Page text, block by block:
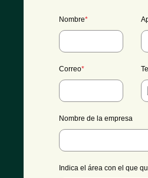
Nombre*
Correo*
Nombre de la empresa
Indica el área con el que